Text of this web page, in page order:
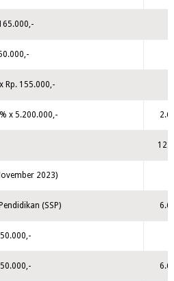
Rp. 155.000,-
x 5.200.000,-
2023)
(SSP)